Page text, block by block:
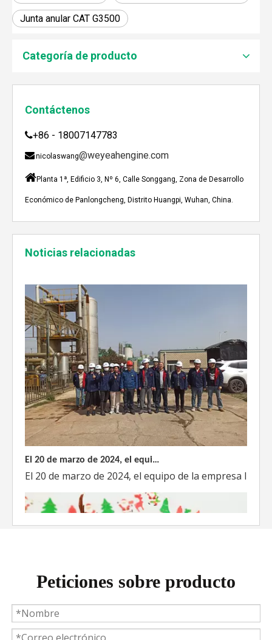
Junta anular CAT G3500
Categoría de producto
Contáctenos
+86 - 18007147783
nicolaswang@weyeahengine.com
Planta 1ª, Edificio 3, Nº 6, Calle Songgang, Zona de Desarrollo
Económico de Panlongcheng, Distrito Huangpi, Wuhan, China.
Noticias relacionadas
A mediados de julio de 2023, Weyeah poder todo el
El 20 de marzo de 2024, el equipo de la empresa
Peticiones sobre producto